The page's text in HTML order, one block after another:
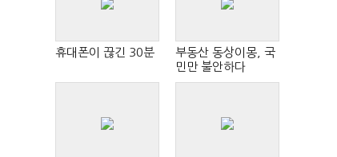
휴대폰이 끊긴 30분
부동산 동상이몽, 국
민만 불안하다